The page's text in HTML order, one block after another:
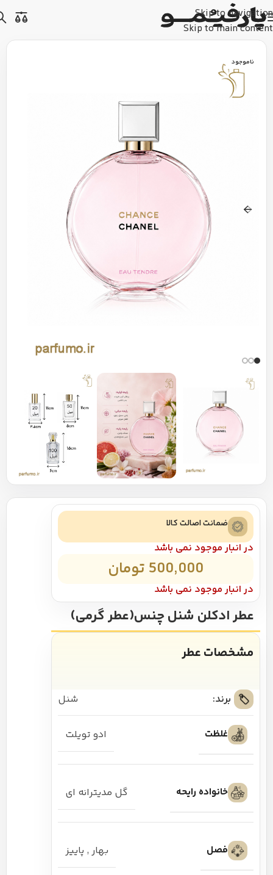
Skip to navigation
Skip to main content
ناموجود
ضمانت اصالت کالا
در انبار موجود نمی باشد
500,000 تومان
در انبار موجود نمی باشد
عطر ادکلن شنل چنس(عطر گرمی)
مشخصات عطر
برند: شنل
غلظت ادو تویلت
خانواده رایحه گل مدیترانه ای
فصل بهار , پاییز